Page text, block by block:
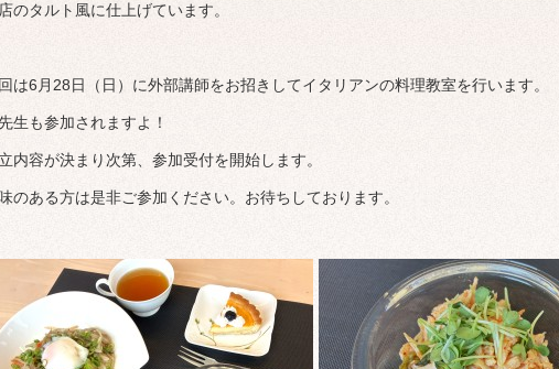
のタルト風に仕上げています。
は6月28日（日）に外部講師をお招きしてイタリアンの料理教室を行います。
生も参加されますよ！
内容が決まり次第、参加受付を開始します。
のある方は是非ご参加ください。お待ちしております。